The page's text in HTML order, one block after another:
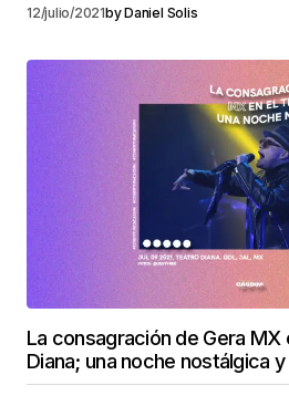
12/julio/2021byDaniel Solis
La consagración de Gera MX
Diana; una noche nostálgica